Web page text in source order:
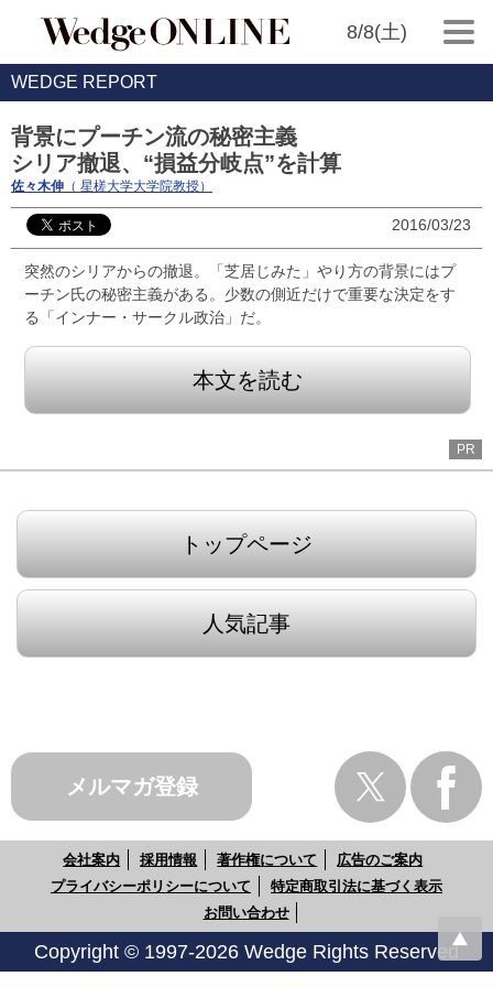
8/8(土)
WEDGE REPORT
背景にプーチン流の秘密主義
シリア撤退、“損益分岐点”を計算
佐々木伸 （ 星槎大学大学院教授）
2016/03/23
突然のシリアからの撤退。「芝居じみた」やり方の背景にはプ
ーチン氏の秘密主義がある。少数の側近だけで重要な決定をす
る「インナー・サークル政治」だ。
本文を読む
PR
トップページ
人気記事
メルマガ登録
会社案内 採用情報 著作権について
広告のご案内
プライバシーポリシーについて
特定商取引法に基づく表示
お問い合わせ
Copyright © 1997-2026 Wedge Rights Reserved